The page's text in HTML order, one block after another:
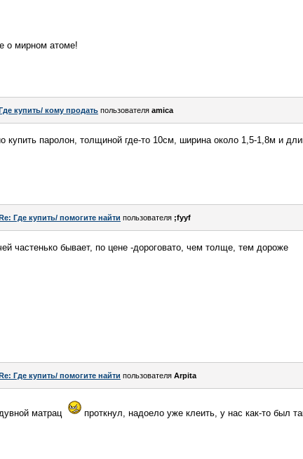
о мирном атоме!
купить/ кому продать пользователя amica
купить паролон, толщиной где-то 10см, ширина около 1,5-1,8м и
Где купить/ помогите найти пользователя ;fyyf
частенько бывает, по цене -дороговато, чем толще, тем дороже
Где купить/ помогите найти пользователя Arpita
матрац
проткнул, надоело уже клеить, у нас как-то был